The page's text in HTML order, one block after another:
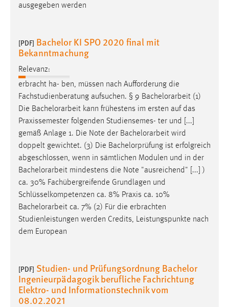
ausgegeben werden
[PDF] Bachelor KI SPO 2020 final mit
Bekanntmachung
Relevanz:
erbracht ha- ben, müssen nach Aufforderung die
Fachstudienberatung aufsuchen. § 9 Bachelorarbeit (1)
Die Bachelorarbeit kann frühestens im ersten auf das
Praxissemester folgenden Studiensemes- ter und [...]
gemäß Anlage 1. Die Note der Bachelorarbeit wird
doppelt gewichtet. (3) Die Bachelorprüfung ist erfolgreich
abgeschlossen, wenn in sämtlichen Modulen und in der
Bachelorarbeit mindestens die Note "ausreichend" [...] )
ca. 30% Fachübergreifende Grundlagen und
Schlüsselkompetenzen ca. 8% Praxis ca. 10%
Bachelorarbeit ca. 7% (2) Für die erbrachten
Studienleistungen werden Credits, Leistungspunkte nach
dem European
[PDF] Studien- und Prüfungsordnung Bachelor
Ingenieurpädagogik berufliche Fachrichtung
Elektro- und Informationstechnik vom
08.02.2021